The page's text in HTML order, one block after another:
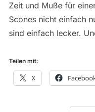
Zeit und Muße für
Scones nicht einfach
sind einfach lecker.
Teilen mit:
X